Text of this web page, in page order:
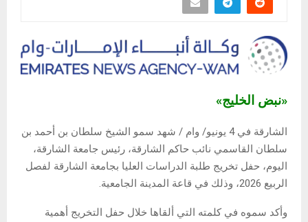
«نبض الخليج»
الشارقة في 4 يونيو/ وام / شهد سمو الشيخ سلطان بن أحمد بن
سلطان القاسمي نائب حاكم الشارقة، رئيس جامعة الشارقة،
اليوم، حفل تخريج طلبة الدراسات العليا بجامعة الشارقة لفصل
الربيع 2026، وذلك في قاعة المدينة الجامعية.
وأكد سموه في كلمته التي ألقاها خلال حفل التخريج أهمية